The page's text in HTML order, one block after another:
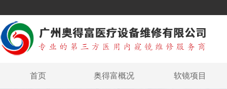
首页 奥得富概况 软镜项目